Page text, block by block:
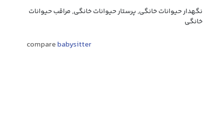
نگهدار حیوانات خانگی, پرستار حیوانات خانگی, مراقب حیوانات
خانگی
comparebabysitter